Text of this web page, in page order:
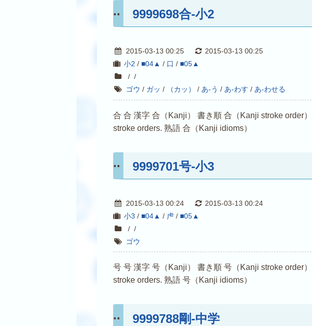
9999698合-小2
2015-03-13 00:25
2015-03-13 00:25
小2 / ■04▲ / 口 / ■05▲
/ /
ゴウ / ガッ / （カッ） /あ-う /あ-わす /あ-わせる
合 合 漢字 合（Kanji） 書き順 合（Kanji stroke order
stroke orders. 熟語 合（Kanji idioms）
9999701号-小3
2015-03-13 00:24
2015-03-13 00:24
小3 / ■04▲ / 虍/ ■05▲
/ /
ゴウ
号 号 漢字 号（Kanji） 書き順 号（Kanji stroke order
stroke orders. 熟語 号（Kanji idioms）
9999788剛-中学